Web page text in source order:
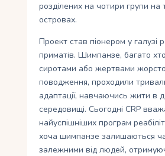
розділених на чотири групи на
островах.
Проект став піонером у галузі
приматів. Шимпанзе, багато
сиротами або жертвами
поводження, проходили
адаптації, навчаючись жити в
середовищі. Сьогодні CRP
найуспішніших програм
хоча шимпанзе залишаються
залежними від людей,